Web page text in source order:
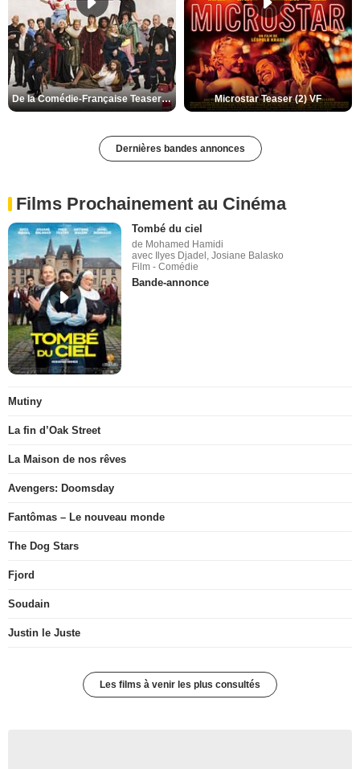
De la Comédie-Française Teaser (3) VF Microstar Teaser (2) VF
Dernières bandes annonces
Films Prochainement au Cinéma
Tombé du ciel
de Mohamed Hamidi
avec Ilyes Djadel, Josiane Balasko
Film - Comédie
Bande-annonce
Mutiny
La fin d’Oak Street
La Maison de nos rêves
Avengers: Doomsday
Fantômas – Le nouveau monde
The Dog Stars
Fjord
Soudain
Justin le Juste
Les films à venir les plus consultés